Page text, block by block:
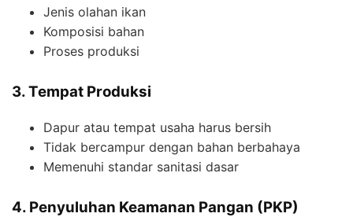
Jenis olahan ikan
Komposisi bahan
Proses produksi
3. Tempat Produksi
Dapur atau tempat usaha harus bersih
Tidak bercampur dengan bahan berbahaya
Memenuhi standar sanitasi dasar
4. Penyuluhan Keamanan Pangan (PKP)